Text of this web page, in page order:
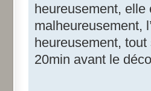
heureusement,
malheureusement,
heureusement, tout
20min avant le